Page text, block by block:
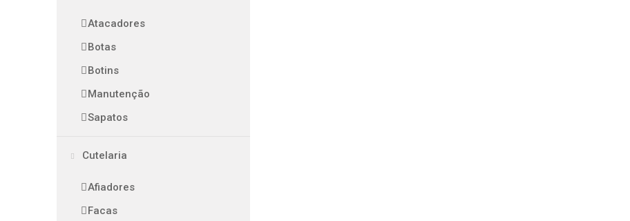
Atacadores
Botas
Botins
Manutenção
Sapatos
Cutelaria
Afiadores
Facas